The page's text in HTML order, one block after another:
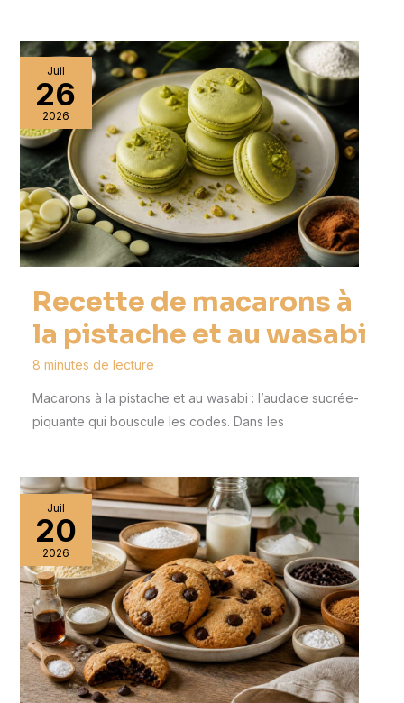
Juil
26
2026
Recette de macarons à
la pistache et au wasabi
8 minutes de lecture
Macarons à la pistache et au wasabi : l’audace sucrée-
piquante qui bouscule les codes. Dans les
Juil
20
2026